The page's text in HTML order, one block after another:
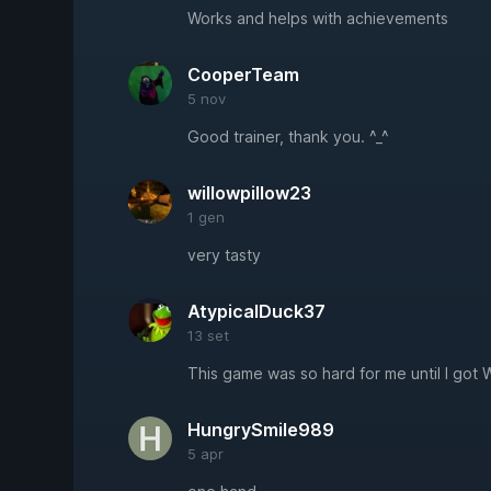
Works and helps with achievements
CooperTeam
5 nov
Good trainer, thank you. ^_^
willowpillow23
1 gen
very tasty
AtypicalDuck37
13 set
This game was so hard for me until I got
HungrySmile989
5 apr